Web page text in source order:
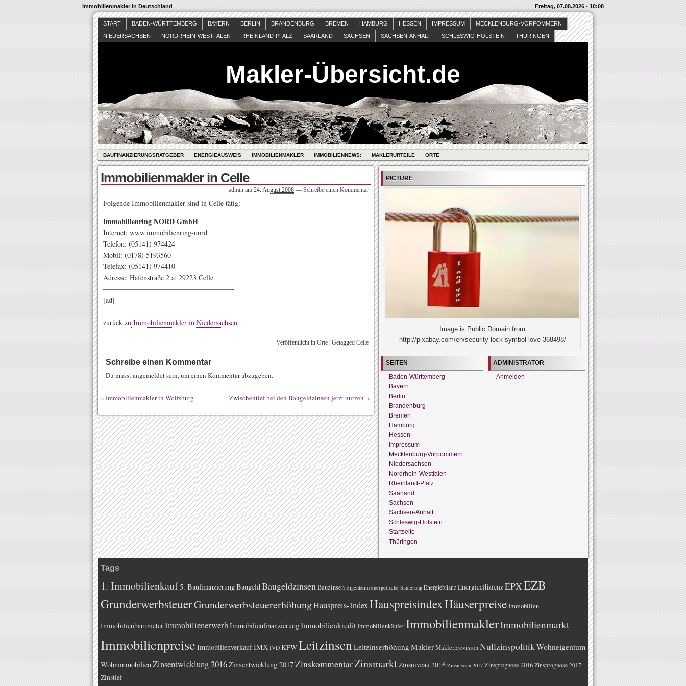
Immobilienmakler in Deutschland Freitag, 07.08.2026 - 10:08
START BADEN-WÜRTTEMBERG BAYERN BERLIN BRANDENBURG BREMEN HAMBURG HESSEN IMPRESSUM
MECKLENBURG-VORPOMMERN
NIEDERSACHSEN
NORDRHEIN-WESTFALEN RHEINLAND-PFALZ SAARLAND SACHSEN SACHSEN-ANHALT SCHLESWIG-HOLSTEIN THÜRINGEN
Makler-Übersicht.de
BAUFINANZIERUNGSRATGEBER ENERGIEAUSWEIS IMMOBILIENMAKLER IMMOBILIENNEWS: MAKLERURTEILE ORTE
Immobilienmakler in Celle
admin am 24. August 2008 — Schreibe einen Kommentar
Folgende Immobilienmakler sind in Celle tätig:
Immobilienring NORD GmbH
Internet: www.immobilienring-nord
Telefon: (05141) 974424
Mobil: (0178) 5193560
Telefax: (05141) 974410
Adresse: Hafenstraße 2 a; 29223 Celle
——————————————————-
[ad]
——————————————————-
zurück zu Immobilienmakler in Niedersachsen
Veröffentlicht in Orte Getagged Celle
Schreibe einen Kommentar
Du musstangemeldetsein, um einen Kommentar abzugeben.
« Immobilienmakler in Wolfsburg Zwischentief bei den Baugeldzinsen jetzt nutzen! »
PICTURE
Image is Public Domain from
http://pixabay.com/en/security-lock-symbol-love-368498/
SEITEN
Baden-Württemberg
Bayern
Berlin
Brandenburg
Bremen
Hamburg
Hessen
Impressum
Mecklenburg-Vorpommern
Niedersachsen
Nordrhein-Westfalen
Rheinland-Pfalz
Saarland
Sachsen
Sachsen-Anhalt
Schleswig-Holstein
Startseite
Thüringen
ADMINISTRATOR
Anmelden
Tags
1. Immobilienkauf5. BaufinanzierungBaugeldBaugeldzinsen Bauzinsen Eigenheim energetische Sanierung Energiebilanz EnergieeffizienzEPXEZB
GrunderwerbsteuerGrunderwerbsteuererhöhungHauspreis-IndexHauspreisindexHäuserpreiseImmobilien
ImmobilienbarometerImmobilienerwerbImmobilienfinanzierungImmobilienkreditImmobilienkäuferImmobilienmaklerImmobilienmarkt
Immobilienpreise ImmobilienverkaufIMX IVD KFWLeitzinsen Leitzinserhöhung MaklerMaklerprovisionNullzinspolitikWohneigentum
Wohnimmobilien Zinsentwicklung 2016Zinsentwicklung 2017ZinskommentarZinsmarktZinsniveau 2016 Zinsniveau 2017 Zinsprognose 2016 Zinsprognose 2017
Zinstief